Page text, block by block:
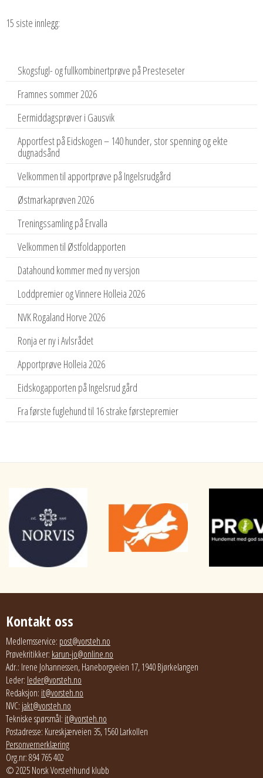
15 siste innlegg:
Skogsfugl- og fullkombinertprøve på Presteseter
Framnes sommer 2026
Eermiddagsprøver i Gausvik
Apportfest på Eidskogen – 140 hunder, stor spenning og ekte
dugnadsånd
Velkommen til apportprøve på Ingelsrudgård
Østmarkaprøven 2026
Treningssamling på Ervalla
Velkommen til Østfoldapporten
Datahound kommer med ny versjon
Loddpremier og Vinnere Holleia 2026
NVK Rogaland Horve 2026
Ronja er ny i Avlsrådet
Apportprøve Holleia 2026
Eidskogapporten på Ingelsrud gård
Fra første fuglehund til 16 strake førstepremier
Kontakt oss
Medlemsservice: post@vorsteh.no
Prøvekritikker: karun-jo@online.no
Adr.: Irene Johannessen, Haneborgveien 17, 1940 Bjørkelangen
Leder: leder@vorsteh.no
Redaksjon: it@vorsteh.no
NVC: jakt@vorsteh.no
Tekniske spørsmål: it@vorsteh.no
Postadresse: Kureskjærveien 35, 1560 Larkollen
Personvernerklæring
Org.nr: 894 765 402
© 2025 Norsk Vorstehhund klubb